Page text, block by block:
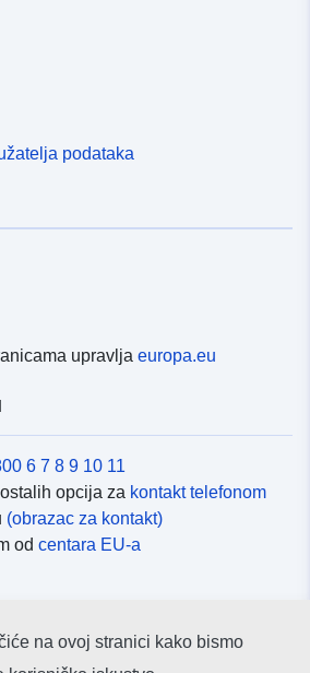
podataka
upravlja europa.eu
6 7 8 9 10 11
opcija za kontakt telefonom
(obrazac za kontakt)
od centara EU-a
na ovoj stranici kako bismo